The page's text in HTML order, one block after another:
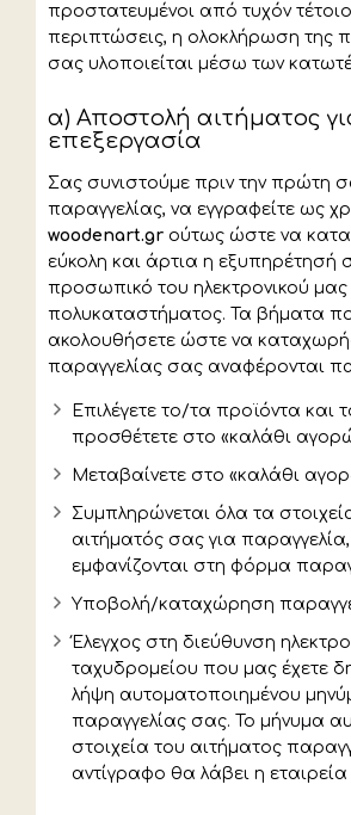
προστατευμένοι από τυχόν
περιπτώσεις, η ολοκλήρωση της
σας υλοποιείται μέσω των
α) Αποστολή αιτήματος
επεξεργασία
Σας συνιστούμε πριν την πρώτη
παραγγελίας, να εγγραφείτε ως
woodenart.gr ούτως ώστε να
εύκολη και άρτια η εξυπηρέτησή
προσωπικό του ηλεκτρονικού μας
πολυκαταστήματος. Τα βήματα
ακολουθήσετε ώστε να
παραγγελίας σας αναφέρονται
Επιλέγετε το/τα προϊόντα και
προσθέτετε στο «καλάθι
Μεταβαίνετε στο «καλάθι
Συμπληρώνεται όλα τα
αιτήματός σας για
εμφανίζονται στη φόρμα
Υποβολή/καταχώρηση
Έλεγχος στη διεύθυνση
ταχυδρομείου που μας έχετε
λήψη αυτοματοποιημένου
παραγγελίας σας. Το μήνυμα
στοιχεία του αιτήματος
αντίγραφο θα λάβει η εταιρεία